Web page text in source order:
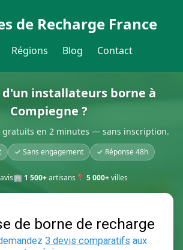
de Recharge France
Régions Blog Contact
d'un installateurs borne à
Compiegne ?
gratuits en 2 minutes — sans inscription.
✓ Sans engagement ✓ Réponse 48h
🏢 1 500+artisans 📍 5 000+villes